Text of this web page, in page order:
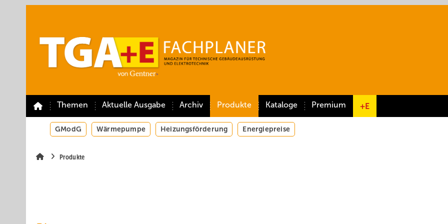
Themen Aktuelle Ausgabe Archiv Produkte Kataloge Premium +E
GModG Wärmepumpe Heizungsförderung Energiepreise
Produkte